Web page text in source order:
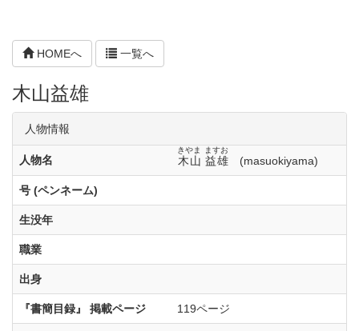
HOMEへ 一覧へ
木山益雄
人物情報
人物名 木山
きやま
益雄
ますお
(masuokiyama)
号 (ペンネーム)
生没年
職業
出身
『書簡目録』 掲載ページ 119ページ